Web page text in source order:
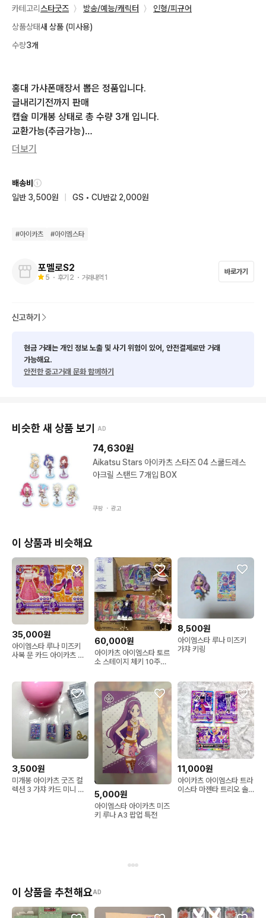
카테고리 스타굿즈 〉 방송/예능/캐릭터 〉
인형/피규어
상품상태새 상품 (미사용)
수량3개
홍대 가샤폰매장서 뽑은 정품입니다.
글내리기전까지 판매
캡슐 미개봉 상태로 총 수량 3개 입니다.
교환가능(추금가능)
반택, 일반택배 모두 가능합니다.
더보기
배송비
일반 3,500원
GS • CU반값 2,000원
#아이카츠 #아이엠스타
포멜로S2
5 ・ 후기 2 ・ 거래내역 1
바로가기
신고하기
현금 거래는 개인 정보 노출 및 사기 위험이 있어, 안전결제로만 거래
가능해요.
안전한 중고거래 문화 함께하기
비슷한 새 상품 보기 AD
74,630원
Aikatsu Stars 아이카츠 스타즈 04 스쿨드레스
아크릴 스탠드 7개입 BOX
쿠팡 ・ 광고
이 상품과 비슷해요
35,000원
아이엠스타 루나 미즈키
사복 문 카드 아이카츠 일
60,000원
아이카츠 아이엠스타 토르
소 스테이지 체키 10주년
8,500원
아이엠스타 루나 미즈키
가챠 키링
3,500원
미개봉 아이카츠 굿즈 컬
렉션 3 가챠 카드 미니 챰
5,000원
아이엠스타 아이카츠 미즈
키 루나 A3 팝업 특전
11,000원
아이카츠 아이엠스타 트라
이스타 마젠타 트리오 솔
이 상품을 추천해요AD